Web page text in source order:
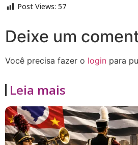
Post Views: 57
Deixe um
Você precisa fazer o login para
Leia mais